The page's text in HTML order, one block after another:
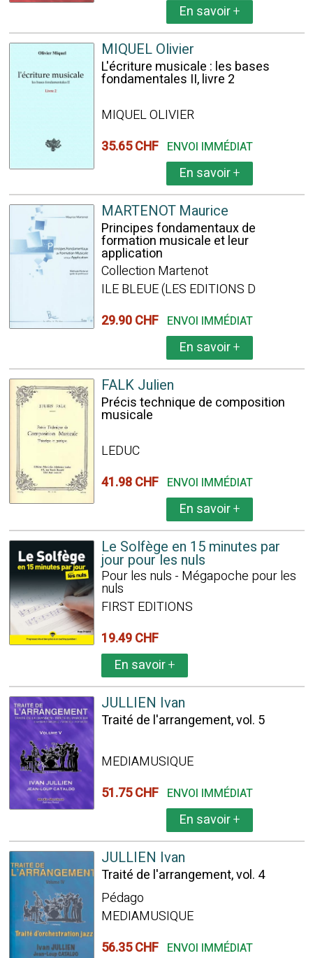
En savoir+
MIQUEL Olivier
L'écriture musicale : les bases
fondamentales II, livre 2
MIQUEL OLIVIER
35.65 CHF ENVOI IMMÉDIAT
En savoir+
MARTENOT Maurice
Principes fondamentaux de
formation musicale et leur
application
Collection Martenot
ILE BLEUE (LES EDITIONS D
29.90 CHF ENVOI IMMÉDIAT
En savoir+
FALK Julien
Précis technique de composition
musicale
LEDUC
41.98 CHF ENVOI IMMÉDIAT
En savoir+
Le Solfège en 15 minutes par
jour pour les nuls
Pour les nuls - Mégapoche pour les
nuls
FIRST EDITIONS
19.49 CHF
En savoir+
JULLIEN Ivan
Traité de l'arrangement, vol. 5
MEDIAMUSIQUE
51.75 CHF ENVOI IMMÉDIAT
En savoir+
JULLIEN Ivan
Traité de l'arrangement, vol. 4
Pédago
MEDIAMUSIQUE
56.35 CHF ENVOI IMMÉDIAT